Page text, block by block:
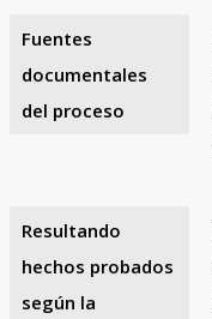
Fuentes
documentales
del proceso
Resultando
hechos probados
según la